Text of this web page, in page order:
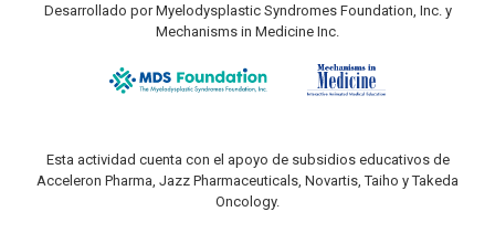
Desarrollado por Myelodysplastic Syndromes Foundation, Inc. y
Mechanisms in Medicine Inc.
Esta actividad cuenta con el apoyo de subsidios educativos de
Acceleron Pharma, Jazz Pharmaceuticals, Novartis, Taiho y Takeda
Oncology.